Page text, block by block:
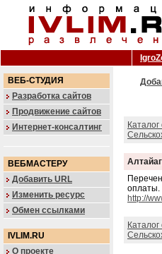
ВЕБ-СТУДИЯ
Разработка сайтов
Продвижение сайтов
Интернет-консалтинг
ВЕБМАСТЕРУ
Добавить URL
Изменить ресурс
Обмен ссылками
IVLIM.RU
О проекте
Каталог
оплаты.
http://
Каталог